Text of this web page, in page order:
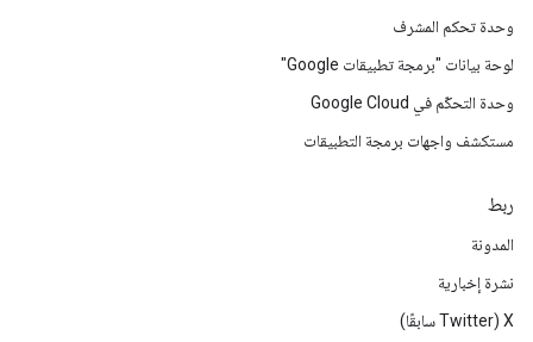
وحدة تحكم المشرف
لوحة بيانات "برمجة تطبيقات Google"
وحدة التحكّم في Google Cloud
مستكشف واجهات برمجة التطبيقات
ربط
المدونة
نشرة إخبارية
‫X ‏(Twitter سابقًا)